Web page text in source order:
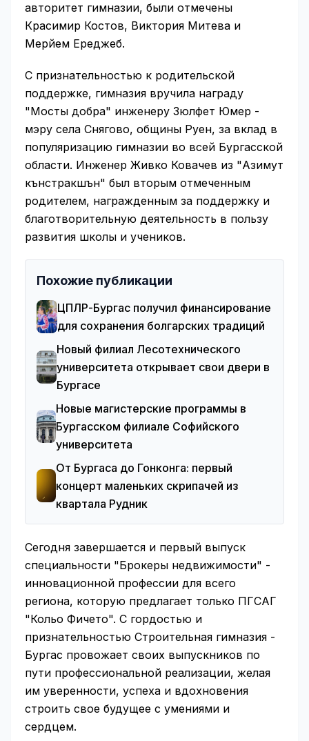
авторитет гимназии, были отмечены
Красимир Костов, Виктория Митева и
Мерйем Ереджеб.
С признательностью к родительской
поддержке, гимназия вручила награду
"Мосты добра" инженеру Зюлфет Юмер -
мэру села Снягово, общины Руен, за вклад в
популяризацию гимназии во всей Бургасской
области. Инженер Живко Ковачев из "Азимут
кънстракшън" был вторым отмеченным
родителем, награжденным за поддержку и
благотворительную деятельность в пользу
развития школы и учеников.
Похожие публикации
ЦПЛР-Бургас получил финансирование
для сохранения болгарских традиций
Новый филиал Лесотехнического
университета открывает свои двери в
Бургасе
Новые магистерские программы в
Бургасском филиале Софийского
университета
От Бургаса до Гонконга: первый
концерт маленьких скрипачей из
квартала Рудник
Сегодня завершается и первый выпуск
специальности "Брокеры недвижимости" -
инновационной профессии для всего
региона, которую предлагает только ПГСАГ
"Кольо Фичето". С гордостью и
признательностью Строительная гимназия -
Бургас провожает своих выпускников по
пути профессиональной реализации, желая
им уверенности, успеха и вдохновения
строить свое будущее с умениями и
сердцем.